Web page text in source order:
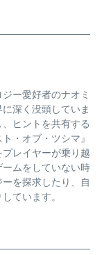
ー愛好者のナオミ
深く没頭していま
ヒントを共有する
・オブ・ツシマ』
レイヤーが乗り越
ムをしていない時
を探求したり、自
ています。